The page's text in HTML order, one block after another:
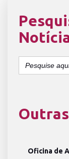
Search
for:
Oficina de